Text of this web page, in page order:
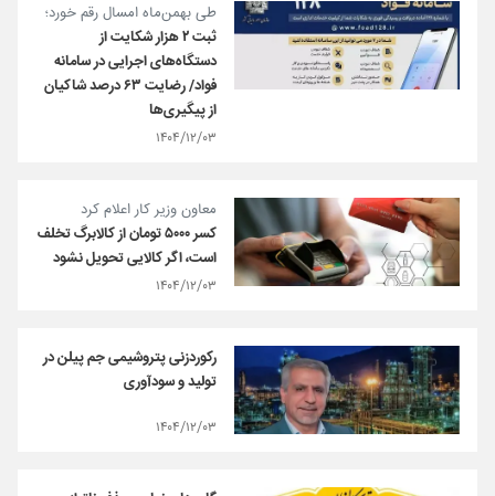
طی بهمن‌ماه امسال رقم خورد؛
ثبت ۲ هزار شکایت از
دستگاه‌های اجرایی در سامانه
فواد/ رضایت ۶۳ درصد شاکیان
از پیگیری‌ها
۱۴۰۴/۱۲/۰۳
معاون وزیر کار اعلام کرد
کسر ۵۰۰۰ تومان از کالابرگ تخلف
است، اگر کالایی تحویل نشود
۱۴۰۴/۱۲/۰۳
رکوردزنی پتروشیمی جم پیلن در
تولید و سودآوری
۱۴۰۴/۱۲/۰۳